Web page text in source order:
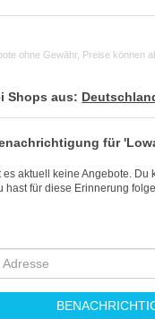
ohne Gewähr, Preise können
Shops aus:
für
aktuell keine Angebote.
hast für diese Erinnerung